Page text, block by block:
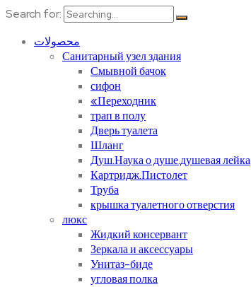
Search for:
محصولات
Санитарный узел здания
Смывной бачок
сифон
«Переходник
трап в полу
Дверь туалета
Шланг
Душ.Наука о душе.душевая лейка
Картридж.Пистолет
Труба
крышка туалетного отверстия
люкс
Жидкий консервант
Зеркала и аксессуары
Унитаз-биде
угловая полка